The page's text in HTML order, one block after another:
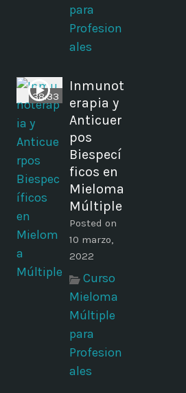
para
Profesion
ales
38:33
Inmunot
erapia y
Anticuer
pos
Biespecí
ficos en
Mieloma
Múltiple
Posted on
10 marzo,
2022
Curso
Mieloma
Múltiple
para
Profesion
ales